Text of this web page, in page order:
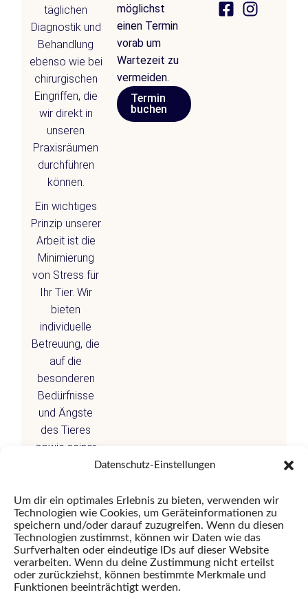
Datenschutz-Einstellungen
Um dir ein optimales Erlebnis zu bieten, verwenden wir
Technologien wie Cookies, um Geräteinformationen zu
speichern und/oder darauf zuzugreifen. Wenn du diesen
Technologien zustimmst, können wir Daten wie das
Surfverhalten oder eindeutige IDs auf dieser Website
verarbeiten. Wenn du deine Zustimmung nicht erteilst
oder zurückziehst, können bestimmte Merkmale und
Funktionen beeinträchtigt werden.
täglichen
Diagnostik und
Behandlung
ebenso wie bei
chirurgischen
Eingriffen, die
wir direkt in
unseren
Praxisräumen
durchführen
können.
Ein wichtiges
Prinzip unserer
Arbeit ist die
Minimierung
von Stress für
Ihr Tier. Wir
bieten
individuelle
Betreuung, die
auf die
besonderen
Bedürfnisse
und Ängste
des Tieres
sowie seiner
spezielle
Anliegen
vereinbaren wir
gerne
persönliche
Termine.
möglichst
einen Termin
vorab um
Wartezeit zu
vermeiden.
Termin
buchen